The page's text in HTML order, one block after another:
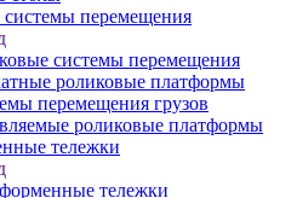
перемещения
системы перемещения
роликовые платформы
перемещения грузов
роликовые платформы
тележки
тележки